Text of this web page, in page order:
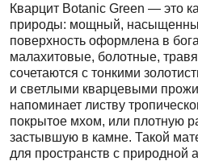
Кварцит Botanic Green — это
природы: мощный,
поверхность оформлена в
малахитовые, болотные,
сочетаются с тонкими
и светлыми кварцевыми
напоминает листву
покрытое мхом, или плотную
застывшую в камне. Такой
для пространств с природной